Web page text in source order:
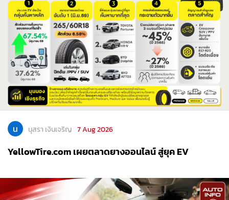
น นุสรา เงินเจริญ 7 Aug 2026
YellowTire.com เผยตลาดยางออนไลน์ สู่ยุค EV